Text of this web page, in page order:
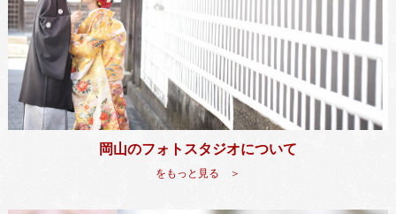
岡山のフォトスタジオについて
をもっと見る ＞